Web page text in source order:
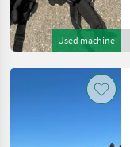
Used machine